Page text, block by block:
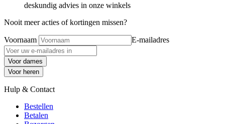
deskundig advies in onze winkels
Nooit meer acties of kortingen missen?
Voornaam E-mailadres
Voor dames
Voor heren
Hulp & Contact
Bestellen
Betalen